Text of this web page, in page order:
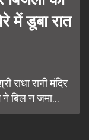
में डूबा रात
राधा रानी मंदिर
बिल न जमा...